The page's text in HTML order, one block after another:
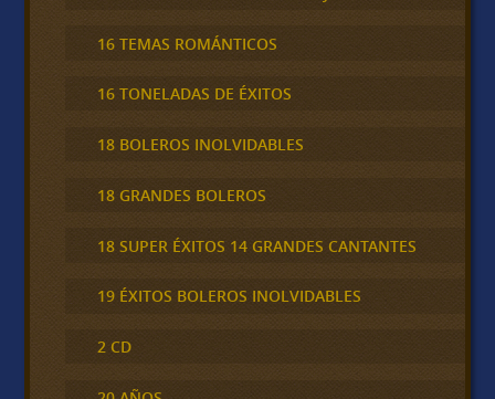
16 TEMAS ROMÁNTICOS
16 TONELADAS DE ÉXITOS
18 BOLEROS INOLVIDABLES
18 GRANDES BOLEROS
18 SUPER ÉXITOS 14 GRANDES CANTANTES
19 ÉXITOS BOLEROS INOLVIDABLES
2 CD